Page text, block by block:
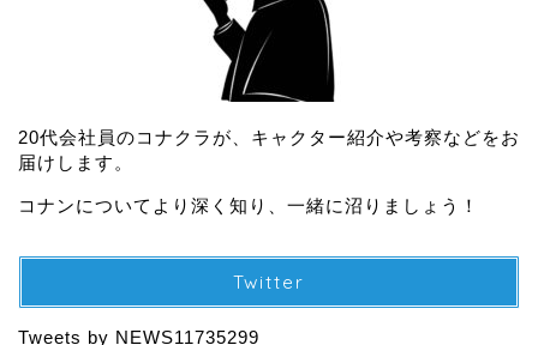
20代会社員のコナクラが、キャクター紹介や考察などをお
届けします。
コナンについてより深く知り、一緒に沼りましょう！
Twitter
Tweets by NEWS11735299